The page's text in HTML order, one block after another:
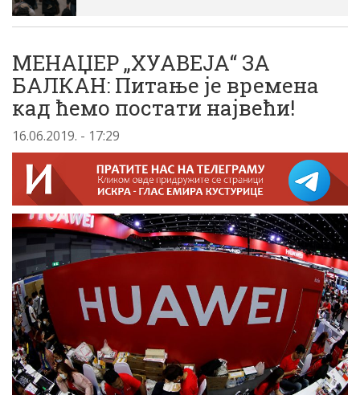
МЕНАЏЕР „ХУАВЕЈА“ ЗА
БАЛКАН: Питање је времена
кад ћемо постати највећи!
16.06.2019. - 17:29